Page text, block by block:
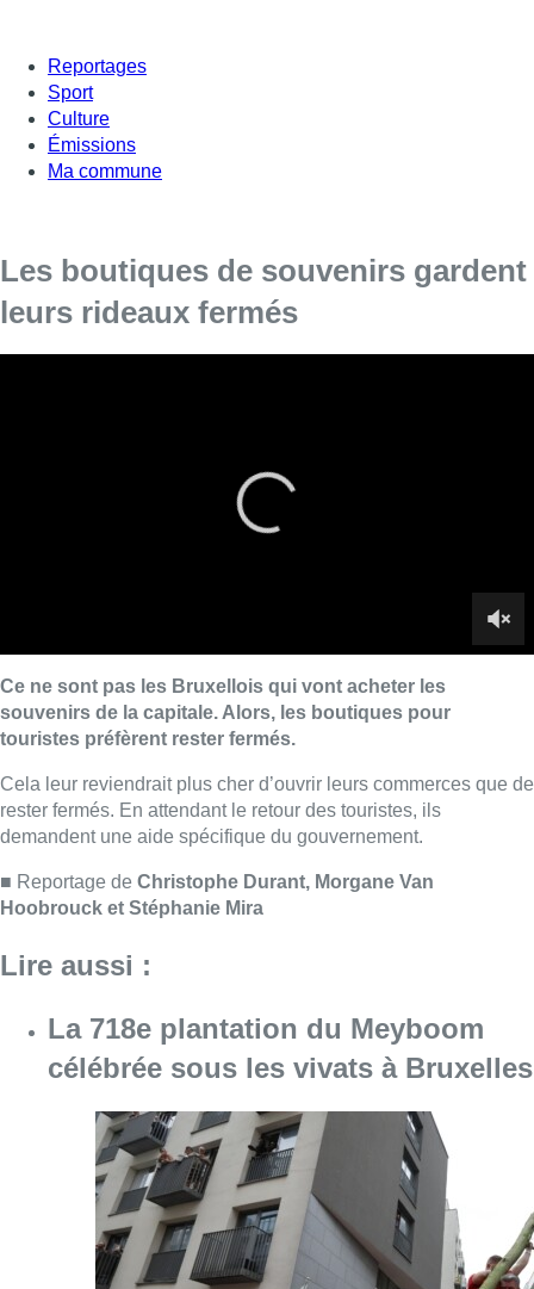
Reportages
Sport
Culture
Émissions
Ma commune
Les boutiques de souvenirs gardent
leurs rideaux fermés
rester fermés. En attendant le retour des touristes, ils
demandent une aide spécifique du gouvernement.
La 718e plantation du Meyboom
célébrée sous les vivats à Bruxelles
09 août 2026 Consulter l'article "La 718e plantation du
Meyboom: Jean Vanderhaegen